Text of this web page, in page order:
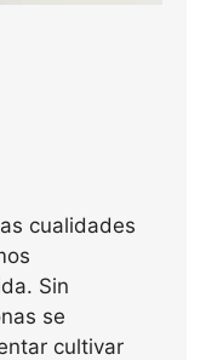
cualidades
Sin
se
cultivar